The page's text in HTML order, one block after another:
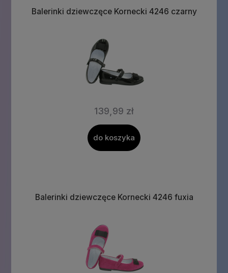
Balerinki dziewczęce Kornecki 4246 czarny
139,99 zł
do koszyka
Balerinki dziewczęce Kornecki 4246 fuxia